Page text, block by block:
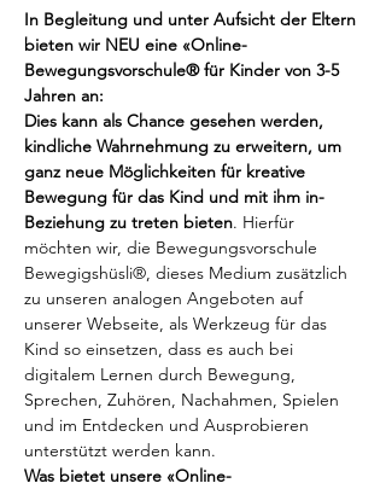
In Begleitung und unter Aufsicht der Eltern
bieten wir NEU eine «Online-
Bewegungsvorschule® für Kinder von 3-5
Jahren an:
Dies kann als Chance gesehen werden,
kindliche Wahrnehmung zu erweitern, um
ganz neue Möglichkeiten für kreative
Bewegung für das Kind und mit ihm in-
Beziehung zu treten bieten. Hierfür
möchten wir, die Bewegungsvorschule
Bewegigshüsli®, dieses Medium zusätzlich
zu unseren analogen Angeboten auf
unserer Webseite, als Werkzeug für das
Kind so einsetzen, dass es auch bei
digitalem Lernen durch Bewegung,
Sprechen, Zuhören, Nachahmen, Spielen
und im Entdecken und Ausprobieren
unterstützt werden kann.
Was bietet unsere «Online-